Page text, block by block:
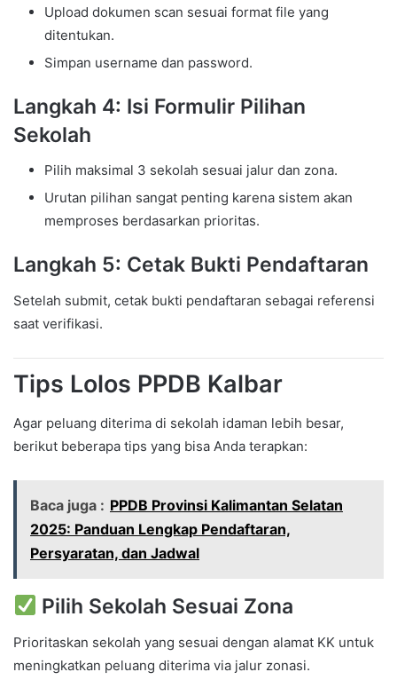
Upload dokumen scan sesuai format file yang
ditentukan.
Simpan username dan password.
Langkah 4: Isi Formulir Pilihan
Sekolah
Pilih maksimal 3 sekolah sesuai jalur dan zona.
Urutan pilihan sangat penting karena sistem akan
memproses berdasarkan prioritas.
Langkah 5: Cetak Bukti Pendaftaran
Setelah submit, cetak bukti pendaftaran sebagai referensi
saat verifikasi.
Tips Lolos PPDB Kalbar
Agar peluang diterima di sekolah idaman lebih besar,
berikut beberapa tips yang bisa Anda terapkan:
Baca juga : PPDB Provinsi Kalimantan Selatan
2025: Panduan Lengkap Pendaftaran,
Persyaratan, dan Jadwal
Pilih Sekolah Sesuai Zona
Prioritaskan sekolah yang sesuai dengan alamat KK untuk
meningkatkan peluang diterima via jalur zonasi.